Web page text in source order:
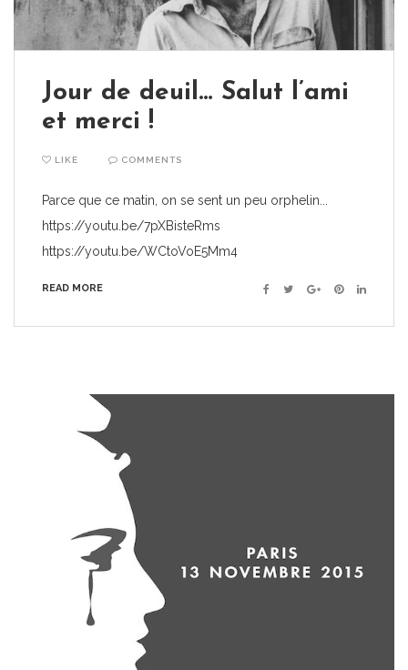
Jour de deuil… Salut l’ami
et merci !
LIKE COMMENTS
Parce que ce matin, on se sent un peu orphelin...
https://youtu.be/7pXBisteRms
https://youtu.be/WCtoVoE5Mm4
READ MORE Facebook
TwitterGoogle+PinterestLinkedin